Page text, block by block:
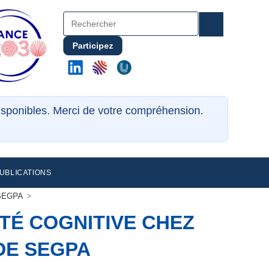
Participez
Merci de votre compréhension.
COGNITIVE CHEZ
SEGPA
>